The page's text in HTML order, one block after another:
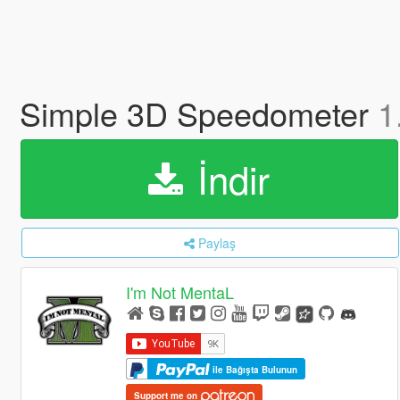
Simple 3D Speedometer
İndir
Paylaş
I'm Not MentaL
ile Bağışta Bulunun
Support me on